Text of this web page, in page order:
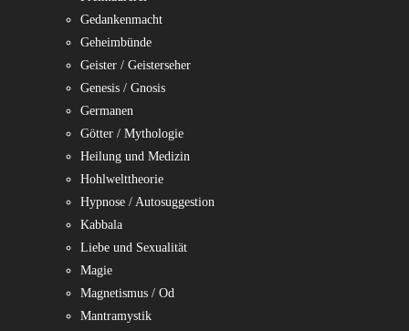
Gedankenmacht
Geheimbünde
Geister / Geisterseher
Genesis / Gnosis
Germanen
Götter / Mythologie
Heilung und Medizin
Hohlwelttheorie
Hypnose / Autosuggestion
Kabbala
Liebe und Sexualität
Magie
Magnetismus / Od
Mantramystik